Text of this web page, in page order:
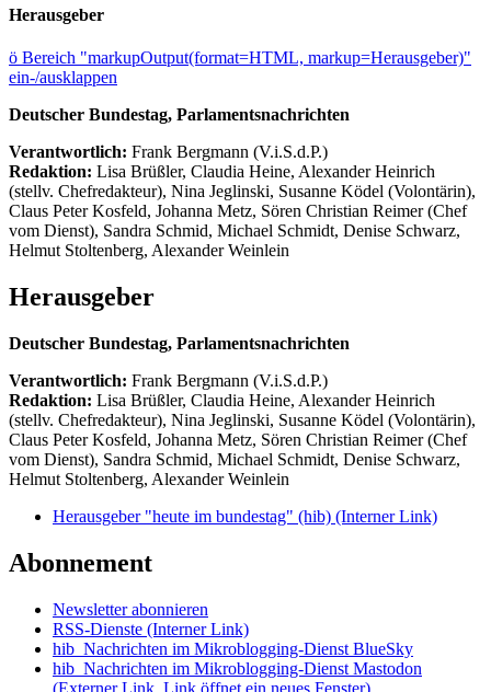
Herausgeber
ö Bereich "markupOutput(format=HTML, markup=Herausgeber)"
ein-/ausklappen
Deutscher Bundestag, Parlamentsnachrichten
Verantwortlich: Frank Bergmann (V.i.S.d.P.)
Redaktion: Lisa Brüßler, Claudia Heine, Alexander Heinrich
(stellv. Chefredakteur), Nina Jeglinski, Susanne Ködel (Volontärin),
Claus Peter Kosfeld, Johanna Metz, Sören Christian Reimer (Chef
vom Dienst), Sandra Schmid, Michael Schmidt, Denise Schwarz,
Helmut Stoltenberg, Alexander Weinlein
Herausgeber
Deutscher Bundestag, Parlamentsnachrichten
Verantwortlich: Frank Bergmann (V.i.S.d.P.)
Redaktion: Lisa Brüßler, Claudia Heine, Alexander Heinrich
(stellv. Chefredakteur), Nina Jeglinski, Susanne Ködel (Volontärin),
Claus Peter Kosfeld, Johanna Metz, Sören Christian Reimer (Chef
vom Dienst), Sandra Schmid, Michael Schmidt, Denise Schwarz,
Helmut Stoltenberg, Alexander Weinlein
Herausgeber "heute im bundestag" (hib) (Interner Link)
Abonnement
Newsletter abonnieren
RSS-Dienste (Interner Link)
hib_Nachrichten im Mikroblogging-Dienst BlueSky
hib_Nachrichten im Mikroblogging-Dienst Mastodon
(Externer Link, Link öffnet ein neues Fenster)